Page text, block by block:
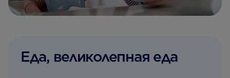
Еда, великолепная еда